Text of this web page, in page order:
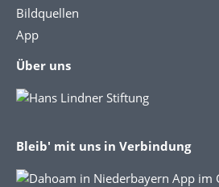
Bildquellen
App
Über uns
Bleib' mit uns in Verbindung